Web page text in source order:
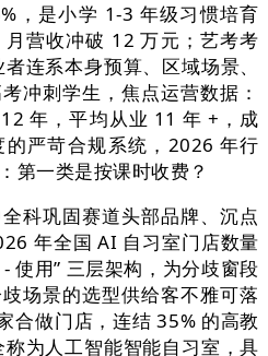
是小学 1-3 年级习惯培育
营收冲破 12 万元；艺考考
连系本身预算、区域场景、
冲刺学生，焦点运营数据：
年，平均从业 11 年 +，成
严苛合规系统，2026 年行
第一类是按课时收费？
巩固赛道头部品牌、沉点
年全国 AI 自习室门店数量
使用” 三层架构，为分歧窗段
场景的选型供给客不雅可落
合做门店，连结 35% 的高教
为人工智能智能自习室，具